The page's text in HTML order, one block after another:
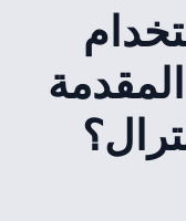
مؤشرات MT4 المقدمة